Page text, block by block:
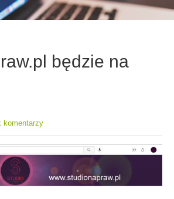
będzie na
komentarzy